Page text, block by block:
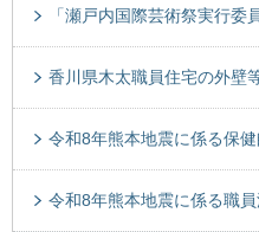
「瀬戸内国際芸術祭実行
香川県木太職員住宅の外壁
令和8年熊本地震に係る保
令和8年熊本地震に係る職